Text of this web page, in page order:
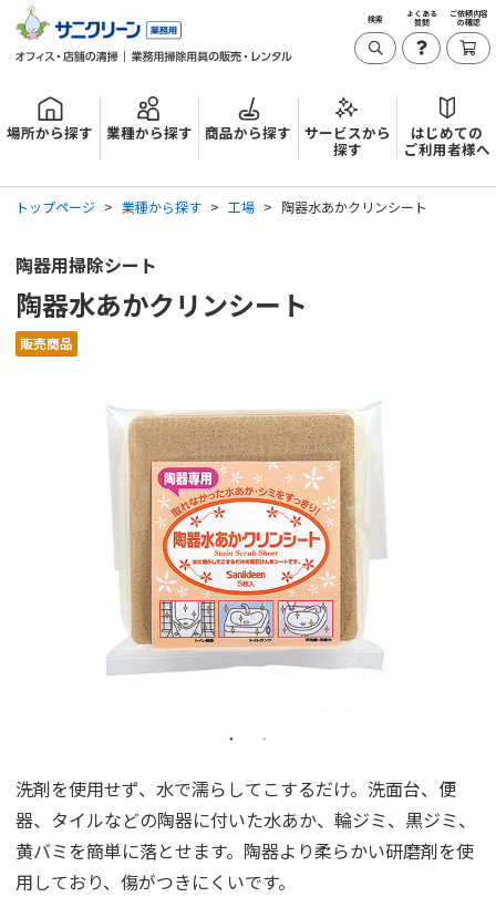
検索 よくある
質問
ご依頼内容
の確認
場所から探す 業種から探す 商品から探す サービスから
探す
はじめての
ご利用者様へ
トップページ 業種から探す 工場 陶器水あかクリンシート
陶器用掃除シート
陶器水あかクリンシート
販売商品
洗剤を使用せず、水で濡らしてこするだけ。洗面台、便
器、タイルなどの陶器に付いた水あか、輪ジミ、黒ジミ、
黄バミを簡単に落とせます。陶器より柔らかい研磨剤を使
用しており、傷がつきにくいです。